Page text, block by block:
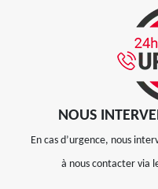
NOUS
En cas d’urgence, nous
à nous contacter via